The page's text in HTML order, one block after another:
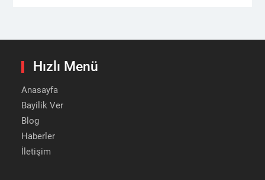
Hızlı Menü
Anasayfa
Bayilik Ver
Blog
Haberler
İletişim